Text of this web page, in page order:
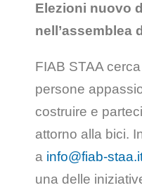
Elezioni nuovo
nell’assemblea
FIAB STAA
persone
costruire e
attorno alla bici.
a info@fiab-
una delle